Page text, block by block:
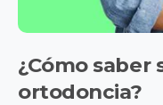
¿Cómo saber
ortodoncia?